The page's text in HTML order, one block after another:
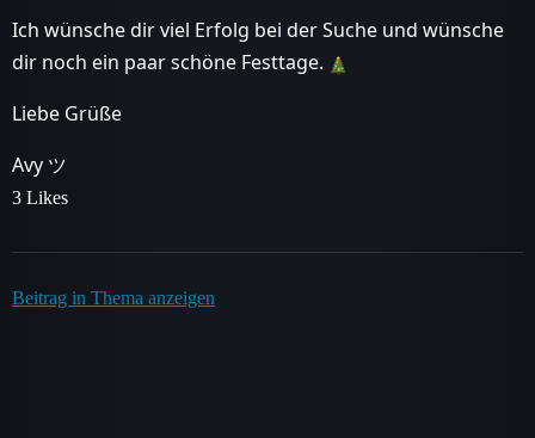
Ich wünsche dir viel Erfolg bei der Suche und wünsche
dir noch ein paar schöne Festtage.
Liebe Grüße
Avy ツ
3 Likes
Beitrag in Thema anzeigen